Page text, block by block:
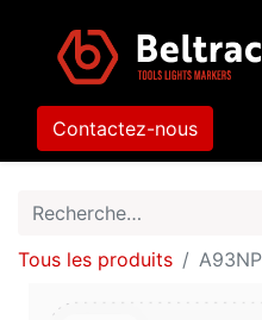
Contactez-nous
Tous les produits